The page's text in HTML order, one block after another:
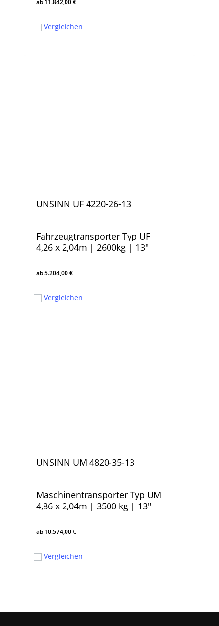
11.842,00€
Vergleichen
UNSINN UF 4220-26-13
Fahrzeugtransporter Typ UF
4,26 x 2,04m | 2600kg | 13″
5.204,00€
Vergleichen
UNSINN UM 4820-35-13
Maschinentransporter Typ UM
4,86 x 2,04m | 3500 kg | 13″
10.574,00€
Vergleichen